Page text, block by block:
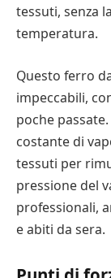
tessuti, senza
temperatura.
Questo ferro
impeccabili,
poche
costante di
tessuti per
pressione del
professionali,
e abiti da sera.